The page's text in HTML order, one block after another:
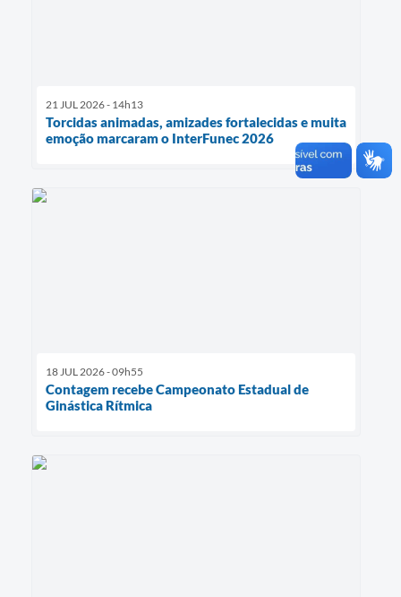
21 JUL 2026 - 14h13
Torcidas animadas, amizades fortalecidas e muita
emoção marcaram o InterFunec 2026
18 JUL 2026 - 09h55
Contagem recebe Campeonato Estadual de
Ginástica Rítmica